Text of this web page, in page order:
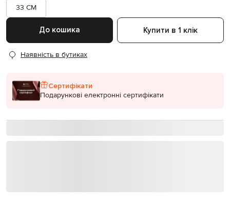
33 CM
До кошика Купити в 1 клік
Наявність в бутиках
Сертифікати
Подарункові електронні сертифікати